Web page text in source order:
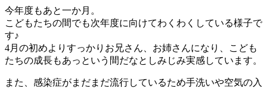
今年度もあと一か月。
こどもたちの間でも次年度に向けてわくわくしている様子で
す♪
4月の初めよりすっかりお兄さん、お姉さんになり、こども
たちの成長もあっという間だなとしみじみ実感しています。
また、感染症がまだまだ流行しているため手洗いや空気の入